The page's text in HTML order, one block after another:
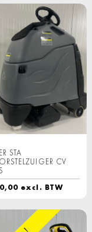
STA
CV
excl. BTW